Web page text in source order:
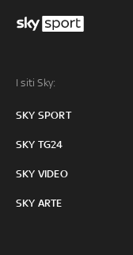
I siti Sky:
SKY SPORT
SKY TG24
SKY VIDEO
SKY ARTE